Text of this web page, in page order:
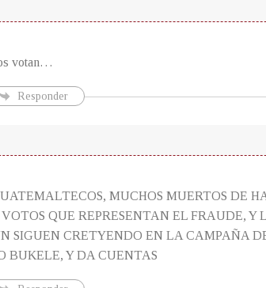
votan…
Responder
MUCHOS MUERTOS DE
VOTOS QUE REPRESENTAN EL FRAUDE, Y
SIGUEN CRETYENDO EN LA CAMPAÑA
BUKELE, Y DA CUENTAS